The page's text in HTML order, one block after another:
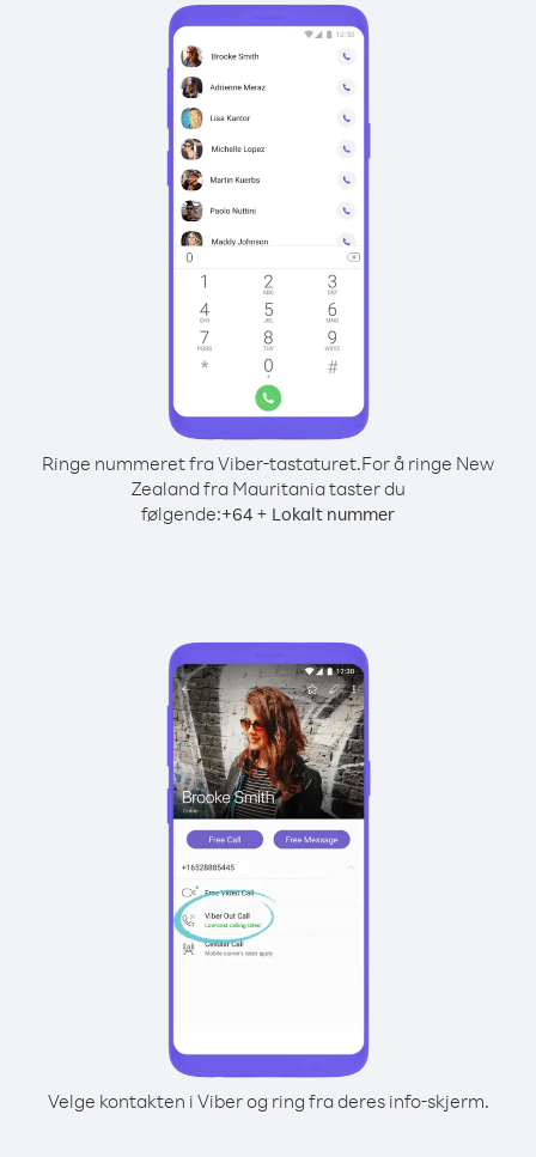
Ringe nummeret fra Viber-tastaturet.For å ringe New
Zealand fra Mauritania taster du
følgende:+64 + Lokalt nummer
Velge kontakten i Viber og ring fra deres info-skjerm.